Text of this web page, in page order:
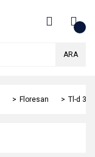
ARA
Floresan Tl-d